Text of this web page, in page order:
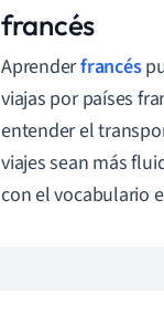
francés
Aprenderfrancés
viajas por países
entender el
viajes sean más
con el vocabulario